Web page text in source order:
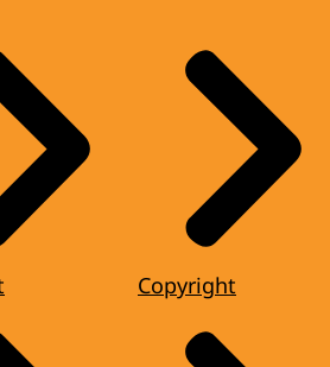
Copyright